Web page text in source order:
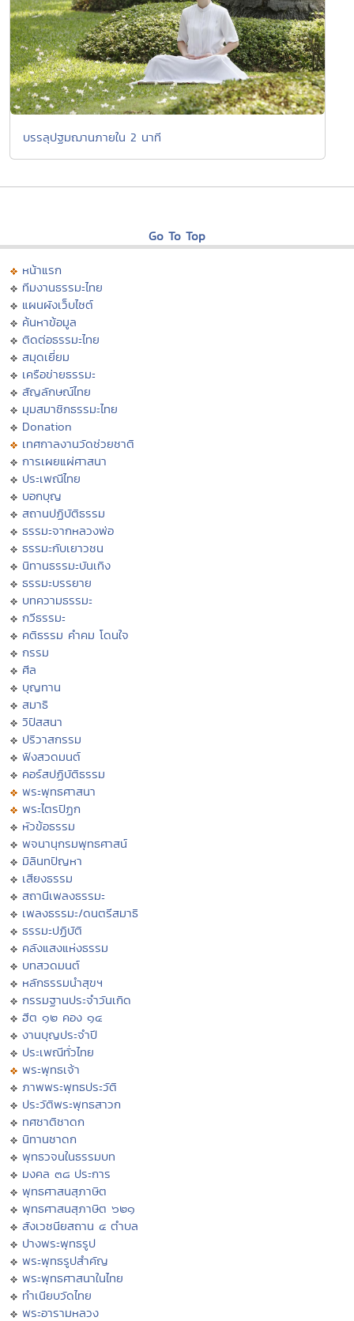
บรรลุปฐมฌานภายใน 2 นาที
Go To Top
หน้าแรก
ทีมงานธรรมะไทย
แผนผังเว็บไซต์
ค้นหาข้อมูล
ติดต่อธรรมะไทย
สมุดเยี่ยม
เครือข่ายธรรมะ
สัญลักษณ์ไทย
มุมสมาชิกธรรมะไทย
Donation
เทศกาลงานวัดช่วยชาติ
การเผยแผ่ศาสนา
ประเพณีไทย
บอกบุญ
สถานปฏิบัติธรรม
ธรรมะจากหลวงพ่อ
ธรรมะกับเยาวชน
นิทานธรรมะบันเทิง
ธรรมะบรรยาย
บทความธรรมะ
กวีธรรมะ
คติธรรม คำคม โดนใจ
กรรม
ศีล
บุญทาน
สมาธิ
วิปัสสนา
ปริวาสกรรม
ฟังสวดมนต์
คอร์สปฏิบัติธรรม
พระพุทธศาสนา
พระไตรปิฏก
หัวข้อธรรม
พจนานุกรมพุทธศาสน์
มิลินทปัญหา
เสียงธรรม
สถานีเพลงธรรมะ
เพลงธรรมะ/ดนตรีสมาธิ
ธรรมะปฏิบัติ
คลังแสงแห่งธรรม
บทสวดมนต์
หลักธรรมนำสุขฯ
กรรมฐานประจำวันเกิด
ฮีต ๑๒ คอง ๑๔
งานบุญประจำปี
ประเพณีทั่วไทย
พระพุทธเจ้า
ภาพพระพุทธประวัติ
ประวัติพระพุทธสาวก
ทศชาติชาดก
นิทานชาดก
พุทธวจนในธรรมบท
มงคล ๓๘ ประการ
พุทธศาสนสุภาษิต
พุทธศาสนสุภาษิต ๖๒๑
สังเวชนียสถาน ๔ ตำบล
ปางพระพุทธรูป
พระพุทธรูปสำคัญ
พระพุทธศาสนาในไทย
ทำเนียบวัดไทย
พระอารามหลวง